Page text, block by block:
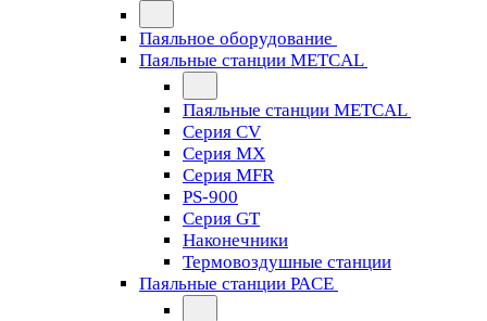
Паяльное оборудование
Паяльные станции METCAL
Паяльные станции METCAL
Серия CV
Серия MX
Серия MFR
PS-900
Серия GT
Наконечники
Термовоздушные станции
Паяльные станции PACE